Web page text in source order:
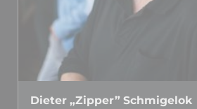
Dieter „Zipper” Schmigelok